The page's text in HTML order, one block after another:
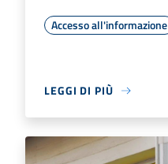
Accesso all'informazione
LEGGI DI PIÙ